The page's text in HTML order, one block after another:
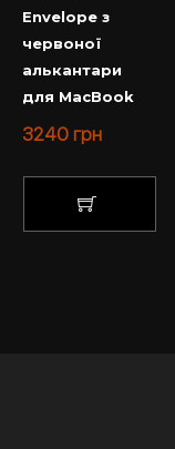
Envelope з
червоної
алькантари
для MacBook
3240 грн